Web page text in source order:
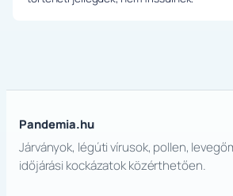
Pandemia.hu
Járványok, légúti vírusok, pollen,
időjárási kockázatok közérthetően.